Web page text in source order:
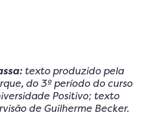
texto produzido pela
, do 3º período do curso
Positivo; texto
de Guilherme Becker.